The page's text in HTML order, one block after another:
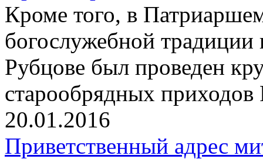
Кроме того, в
богослужебной
Рубцове был проведен
старообрядных
20.01.2016
Приветственный адрес